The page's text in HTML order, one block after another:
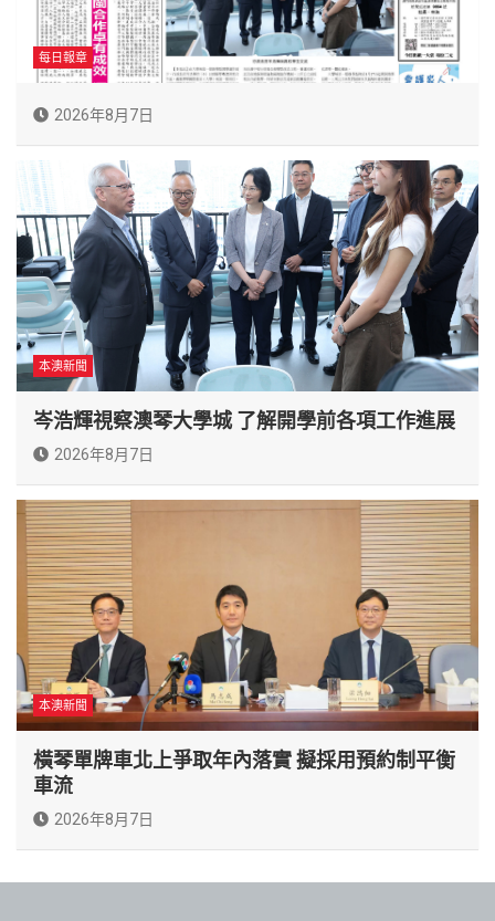
每日報章
2026年8月7日
本澳新聞
岑浩輝視察澳琴大學城 了解開學前各項工作進展
2026年8月7日
本澳新聞
橫琴單牌車北上爭取年內落實 擬採用預約制平衡
車流
2026年8月7日